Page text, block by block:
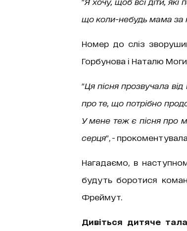
що коли-небудь мама за
Номер до сліз
Горбунова і Наталю
"Ця пісня прозвучала від
про те, що потрібно
У мене теж є пісня про
серця", -
Нагадаємо, в
будуть боротися
Фреймут.
Дивіться дитяче